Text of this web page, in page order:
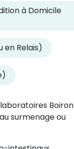
à Domicile
en Relais)
Boiron
surmenage ou